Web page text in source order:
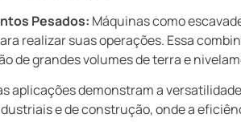
Pesados: Máquinas como
realizar suas operações. Essa
de grandes volumes de terra e
aplicações demonstram a
e de construção, onde a